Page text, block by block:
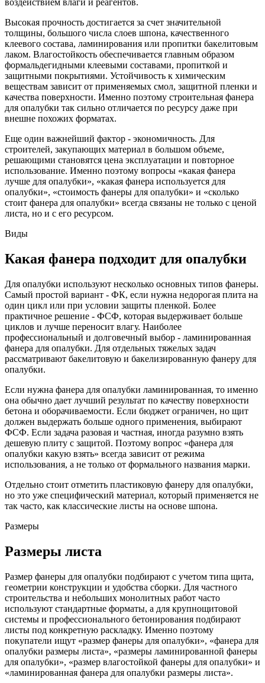
воздействием влаги и реагентов.
Высокая прочность достигается за счет значительной
толщины, большого числа слоев шпона, качественного
клеевого состава, ламинирования или пропитки бакелитовым
лаком. Влагостойкость обеспечивается главным образом
формальдегидными клеевыми составами, пропиткой и
защитными покрытиями. Устойчивость к химическим
веществам зависит от применяемых смол, защитной пленки и
качества поверхности. Именно поэтому строительная фанера
для опалубки так сильно отличается по ресурсу даже при
внешне похожих форматах.
Еще один важнейший фактор - экономичность. Для
строителей, закупающих материал в большом объеме,
решающими становятся цена эксплуатации и повторное
использование. Именно поэтому вопросы «какая фанера
лучше для опалубки», «какая фанера используется для
опалубки», «стоимость фанеры для опалубки» и «сколько
стоит фанера для опалубки» всегда связаны не только с ценой
листа, но и с его ресурсом.
Виды
Какая фанера подходит для опалубки
Для опалубки используют несколько основных типов фанеры.
Самый простой вариант - ФК, если нужна недорогая плита на
один цикл или при условии защиты пленкой. Более
практичное решение - ФСФ, которая выдерживает больше
циклов и лучше переносит влагу. Наиболее
профессиональный и долговечный выбор - ламинированная
фанера для опалубки. Для отдельных тяжелых задач
рассматривают бакелитовую и бакелизированную фанеру для
опалубки.
Если нужна фанера для опалубки ламинированная, то именно
она обычно дает лучший результат по качеству поверхности
бетона и оборачиваемости. Если бюджет ограничен, но щит
должен выдержать больше одного применения, выбирают
ФСФ. Если задача разовая и частная, иногда разумно взять
дешевую плиту с защитой. Поэтому вопрос «фанера для
опалубки какую взять» всегда зависит от режима
использования, а не только от формального названия марки.
Отдельно стоит отметить пластиковую фанеру для опалубки,
но это уже специфический материал, который применяется не
так часто, как классические листы на основе шпона.
Размеры
Размеры листа
Размер фанеры для опалубки подбирают с учетом типа щита,
геометрии конструкции и удобства сборки. Для частного
строительства и небольших монолитных работ часто
используют стандартные форматы, а для крупнощитовой
системы и профессионального бетонирования подбирают
листы под конкретную раскладку. Именно поэтому
покупатели ищут «размер фанеры для опалубки», «фанера для
опалубки размеры листа», «размеры ламинированной фанеры
для опалубки», «размер влагостойкой фанеры для опалубки» и
«ламинированная фанера для опалубки размеры листа».